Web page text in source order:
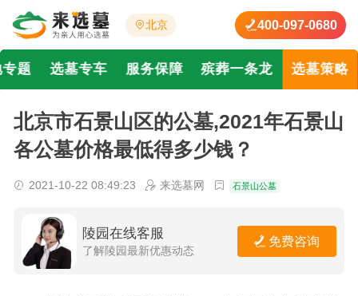
北京 400-097-0680
题 选墓专车 服务保障 殡葬一条龙 选墓策略
北京市石景山区的公墓,2021年石景山
各公墓价格最低得多少钱？
2021-10-22 08:49:23 来选墓网 石景山公墓
陵园在线客服
了解陵园最新优惠动态
免费咨询